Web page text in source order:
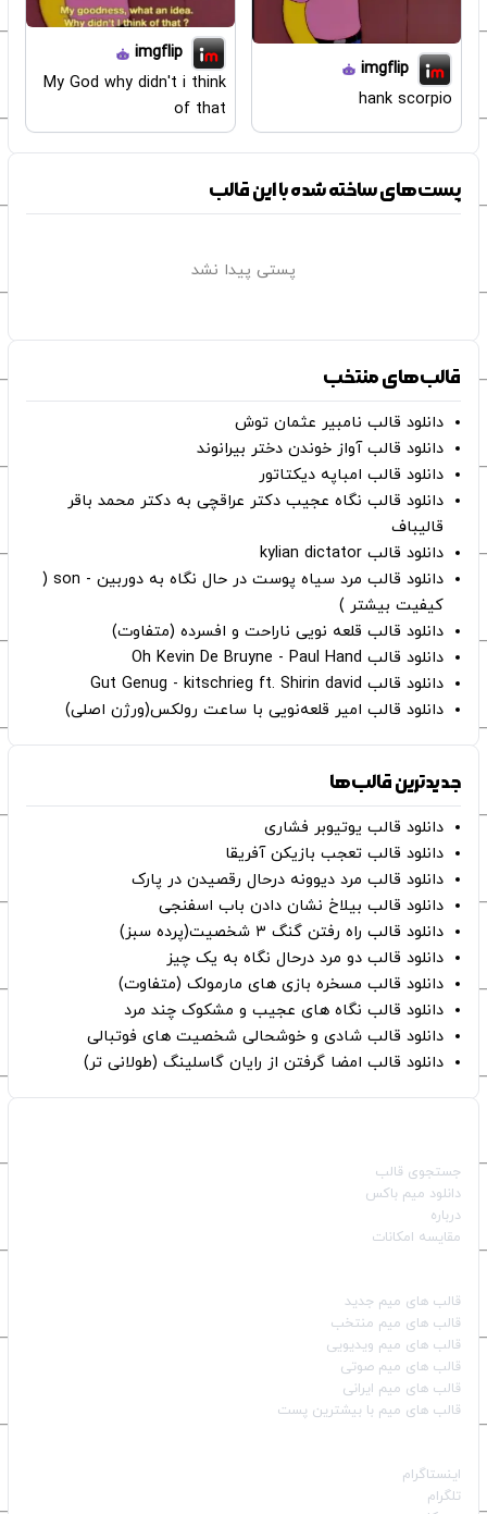
imgflip
hank scorpio
imgflip
My God why didn't i think
of that
پست‌های ساخته شده با این قالب
پستی پیدا نشد
قالب‌های منتخب
دانلود قالب نامبیر عثمان ‌توش
دانلود قالب آواز خوندن دختر بیرانوند
دانلود قالب امباپه دیکتاتور
دانلود قالب نگاه عجیب دکتر عراقچی به دکتر محمد باقر
قالیباف
دانلود قالب kylian dictator
دانلود قالب مرد سیاه پوست در حال نگاه به دوربین - son (
کیفیت بیشتر )
دانلود قالب قلعه نویی ناراحت و افسرده (متفاوت)
دانلود قالب Oh Kevin De Bruyne - Paul Hand
دانلود قالب Gut Genug - kitschrieg ft. Shirin david
دانلود قالب امیر قلعه‌نویی با ساعت رولکس(ورژن اصلی)
جدیدترین قالب‌ها
دانلود قالب یوتیوبر فشاری
دانلود قالب تعجب بازیکن آفریقا
دانلود قالب مرد دیوونه درحال رقصیدن در پارک
دانلود قالب بیلاخ نشان دادن باب اسفنجی
دانلود قالب راه رفتن گنگ ۳ شخصیت(پرده سبز)
دانلود قالب دو مرد درحال نگاه به یک چیز
دانلود قالب مسخره بازی های مارمولک (متفاوت)
دانلود قالب نگاه های عجیب و مشکوک چند مرد
دانلود قالب شادی و خوشحالی شخصیت های فوتبالی
دانلود قالب امضا گرفتن از رایان گاسلینگ (طولانی تر)
جستجوی قالب
دانلود میم باکس
درباره
مقایسه امکانات
قالب‌ های میم جدید
قالب‌ های میم منتخب
قالب‌ های میم ویدیویی
قالب‌ های میم صوتی
قالب‌ های میم ایرانی
قالب‌ های میم با بیشترین پست
اینستاگرام
تلگرام